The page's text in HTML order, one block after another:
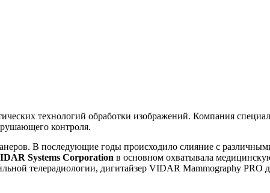
технологий обработки изображений. Компания
контроля.
В последующие годы происходило слияние с
Systems Corporation в основном охватывала
телерадиологии, дигитайзер VIDAR Mammography PRO